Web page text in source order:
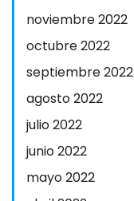
noviembre 2022
octubre 2022
septiembre 2022
agosto 2022
julio 2022
junio 2022
mayo 2022